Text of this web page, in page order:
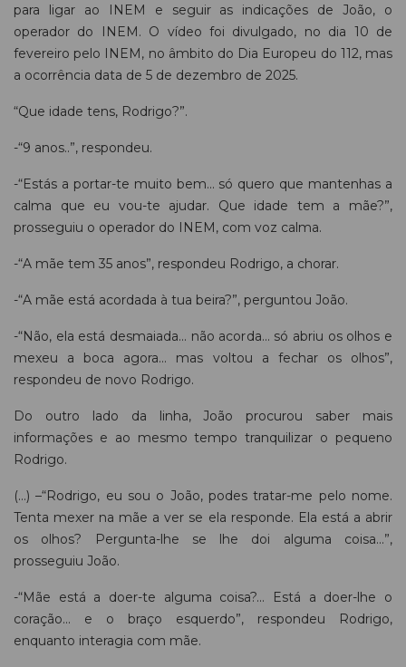
para ligar ao INEM e seguir as indicações de João, o
operador do INEM. O vídeo foi divulgado, no dia 10 de
fevereiro pelo INEM, no âmbito do Dia Europeu do 112, mas
a ocorrência data de 5 de dezembro de 2025.
“Que idade tens, Rodrigo?”.
-“9 anos..”, respondeu.
-“Estás a portar-te muito bem... só quero que mantenhas a
calma que eu vou-te ajudar. Que idade tem a mãe?”,
prosseguiu o operador do INEM, com voz calma.
-“A mãe tem 35 anos”, respondeu Rodrigo, a chorar.
-“A mãe está acordada à tua beira?”, perguntou João.
-“Não, ela está desmaiada... não acorda... só abriu os olhos e
mexeu a boca agora... mas voltou a fechar os olhos”,
respondeu de novo Rodrigo.
Do outro lado da linha, João procurou saber mais
informações e ao mesmo tempo tranquilizar o pequeno
Rodrigo.
(...) –“Rodrigo, eu sou o João, podes tratar-me pelo nome.
Tenta mexer na mãe a ver se ela responde. Ela está a abrir
os olhos? Pergunta-lhe se lhe doi alguma coisa...”,
prosseguiu João.
-“Mãe está a doer-te alguma coisa?... Está a doer-lhe o
coração... e o braço esquerdo”, respondeu Rodrigo,
enquanto interagia com mãe.